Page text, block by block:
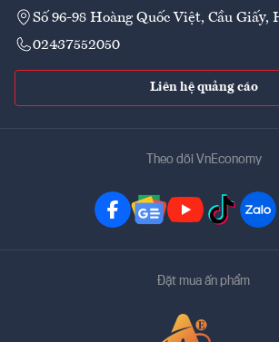
Số 96-98 Hoàng Quốc Việt, Cầu Giấy,
02437552050
Liên hệ quảng cáo
Theo dõi VnEconomy
Đặt mua ấn phẩm